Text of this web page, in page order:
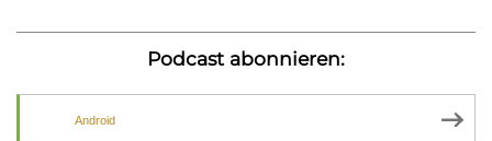
Podcast abonnieren:
Android